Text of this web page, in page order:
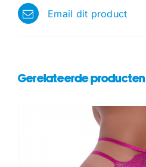
Email dit product
Gerelateerde producten